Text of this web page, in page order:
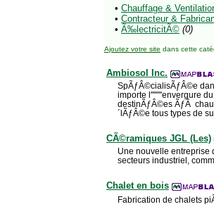
• Chauffage &
• Contracteur &
• Ã‰lectricitÃ© (0)
Ajoutez votre site dans cette
Ambiosol Inc.
SpÃƒÂ©cialisÃƒÂ©e
importe l''''''''envergure
destinÃƒÂ©es ÃƒÂ
´lÃƒÂ©e tous types de
CÃ©ramiques JGL (Les)
Une nouvelle entreprise
secteurs industriel,
Chalet en bois
Fabrication de chalets